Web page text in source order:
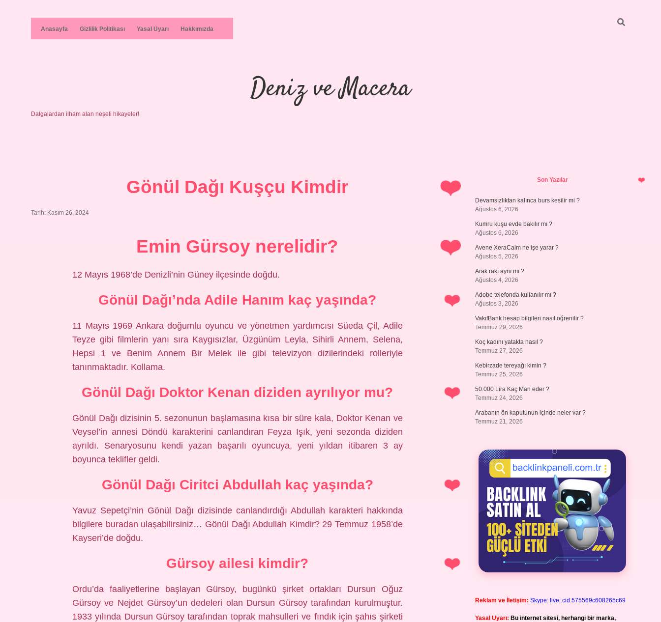
Anasayfa Gizlilik Politikası Yasal Uyarı Hakkımızda
Deniz ve Macera
Dalgalardan ilham alan neşeli hikayeler!
Gönül Dağı Kuşçu Kimdir
Tarih: Kasım 26, 2024
Emin Gürsoy nerelidir?
12 Mayıs 1968’de Denizli’nin Güney ilçesinde doğdu.
Gönül Dağı’nda Adile Hanım kaç yaşında?
11 Mayıs 1969 Ankara doğumlu oyuncu ve yönetmen yardımcısı Süeda Çil, Adile
Teyze gibi filmlerin yanı sıra Kaygısızlar, Üzgünüm Leyla, Sihirli Annem, Selena,
Hepsi 1 ve Benim Annem Bir Melek ile gibi televizyon dizilerindeki rolleriyle
tanınmaktadır. Kollama.
Gönül Dağı Doktor Kenan diziden ayrılıyor mu?
Gönül Dağı dizisinin 5. sezonunun başlamasına kısa bir süre kala, Doktor Kenan ve
Veysel’in annesi Döndü karakterini canlandıran Feyza Işık, yeni sezonda diziden
ayrıldı. Senaryosunu kendi yazan başarılı oyuncuya, yeni yıldan itibaren 3 ay
boyunca teklifler geldi.
Gönül Dağı Ciritci Abdullah kaç yaşında?
Yavuz Sepetçi’nin Gönül Dağı dizisinde canlandırdığı Abdullah karakteri hakkında
bilgilere buradan ulaşabilirsiniz… Gönül Dağı Abdullah Kimdir? 29 Temmuz 1958’de
Kayseri’de doğdu.
Gürsoy ailesi kimdir?
Ordu’da faaliyetlerine başlayan Gürsoy, bugünkü şirket ortakları Dursun Oğuz
Gürsoy ve Nejdet Gürsoy’un dedeleri olan Dursun Gürsoy tarafından kurulmuştur.
1933 yılında Dursun Gürsoy tarafından toprak mahsulleri ve fındık için şahıs şirketi
SidebarSon Yazılar
Devamsızlıktan kalınca burs kesilir mi ?
Ağustos 6, 2026
Kumru kuşu evde bakılır mı ?
Ağustos 6, 2026
Avene XeraCalm ne işe yarar ?
Ağustos 5, 2026
Arak rakı aynı mı ?
Ağustos 4, 2026
Adobe telefonda kullanılır mı ?
Ağustos 3, 2026
VakıfBank hesap bilgileri nasıl öğrenilir ?
Temmuz 29, 2026
Koç kadını yatakta nasıl ?
Temmuz 27, 2026
Kebirzade tereyağı kimin ?
Temmuz 25, 2026
50.000 Lira Kaç Man eder ?
Temmuz 24, 2026
Arabanın ön kaputunun içinde neler var ?
Temmuz 21, 2026
Reklam ve İletişim: Skype: live:.cid.575569c608265c69
Yasal Uyarı: Bu internet sitesi, herhangi bir marka,